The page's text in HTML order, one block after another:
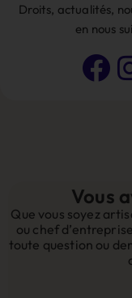
Droits, actualités,
en nous
Vous
Que vous soyez
ou chef
toute question ou